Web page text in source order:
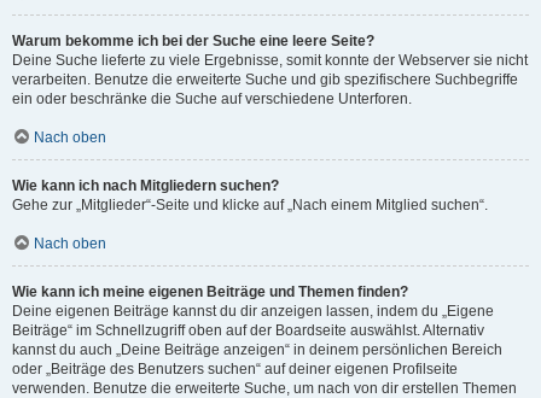
Warum bekomme ich bei der Suche eine leere Seite?
Deine Suche lieferte zu viele Ergebnisse, somit konnte der Webserver sie nicht
verarbeiten. Benutze die erweiterte Suche und gib spezifischere Suchbegriffe
ein oder beschränke die Suche auf verschiedene Unterforen.
Nach oben
Wie kann ich nach Mitgliedern suchen?
Gehe zur „Mitglieder“-Seite und klicke auf „Nach einem Mitglied suchen“.
Nach oben
Wie kann ich meine eigenen Beiträge und Themen finden?
Deine eigenen Beiträge kannst du dir anzeigen lassen, indem du „Eigene
Beiträge“ im Schnellzugriff oben auf der Boardseite auswählst. Alternativ
kannst du auch „Deine Beiträge anzeigen“ in deinem persönlichen Bereich
oder „Beiträge des Benutzers suchen“ auf deiner eigenen Profilseite
verwenden. Benutze die erweiterte Suche, um nach von dir erstellen Themen